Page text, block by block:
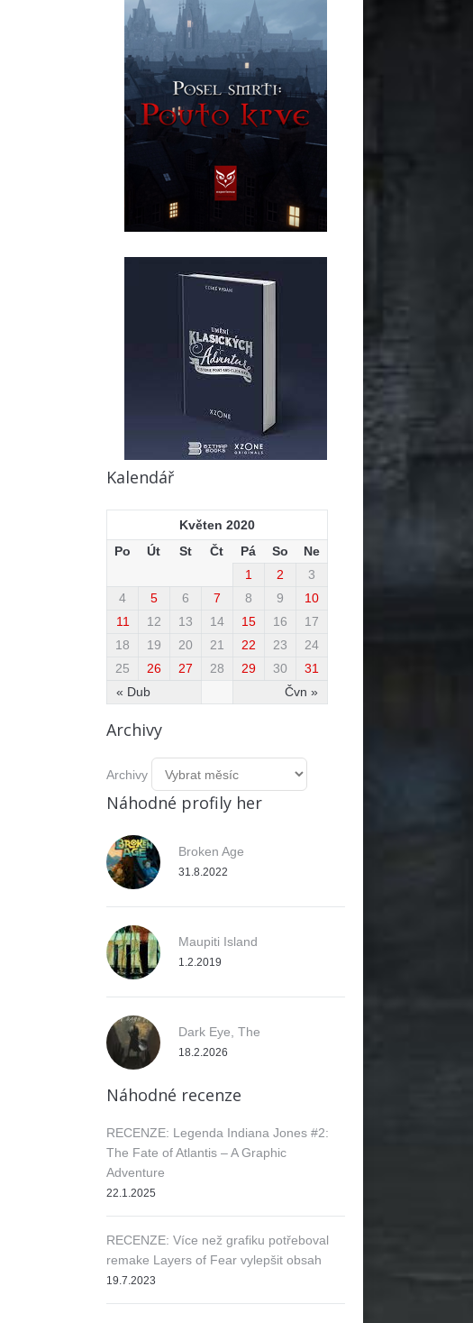
Kalendář
Květen 2020
Po
Út St Čt Pá So Ne
« Dub Čvn »
1 2
3
4
5 6 7 8 9
10
11
12 13 14 15 16
17
18
19 20 21 22 23
24
25
26 27 28 29 30 31
Archivy
Archivy
Náhodné profily her
Broken Age
31.8.2022
Maupiti Island
1.2.2019
Dark Eye, The
18.2.2026
Náhodné recenze
RECENZE: Legenda Indiana Jones #2:
The Fate of Atlantis – A Graphic
Adventure
22.1.2025
RECENZE: Více než grafiku potřeboval
remake Layers of Fear vylepšit obsah
19.7.2023